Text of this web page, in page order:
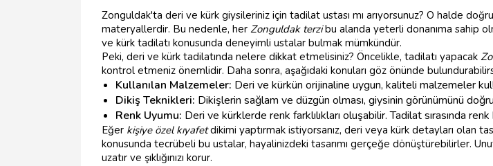
Zonguldak'ta deri ve kürk giysileriniz için tadilat ustası mı arıyorsunuz? O halde
materyallerdir. Bu nedenle, her Zonguldak terzibu alanda yeterli donanıma sahip
ve kürk tadilatı konusunda deneyimli ustalar bulmak mümkündür.
Peki, deri ve kürk tadilatında nelere dikkat etmelisiniz? Öncelikle, tadilatı yapacak
kontrol etmeniz önemlidir. Daha sonra, aşağıdaki konuları göz önünde
Kullanılan Malzemeler: Deri ve kürkün orijinaline uygun, kaliteli malzemeler
Dikiş Teknikleri: Dikişlerin sağlam ve düzgün olması, giysinin görünümünü
Renk Uyumu: Deri ve kürklerde renk farklılıkları oluşabilir. Tadilat sırasında
Eğer kişiye özel kıyafetdikimi yaptırmak istiyorsanız, deri veya kürk detayları olan
konusunda tecrübeli bu ustalar, hayalinizdeki tasarımı gerçeğe dönüştürebilirler.
uzatır ve şıklığınızı korur.